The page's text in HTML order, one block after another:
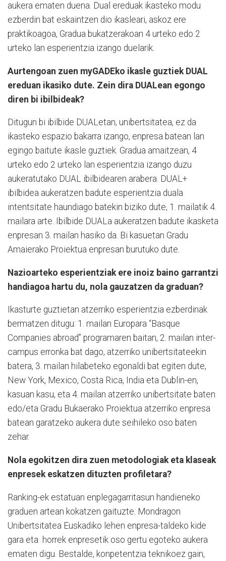
aukera ematen duena. Dual ereduak ikasteko modu
ezberdin bat eskaintzen dio ikasleari, askoz ere
praktikoagoa, Gradua bukatzerakoan 4 urteko edo 2
urteko lan esperientzia izango duelarik.
Aurtengoan zuen myGADEko ikasle guztiek DUAL
ereduan ikasiko dute. Zein dira DUALean egongo
diren bi ibilbideak?
Ditugun bi ibilbide DUALetan, unibertsitatea, ez da
ikasteko espazio bakarra izango, enpresa batean lan
egingo baitute ikasle guztiek. Gradua amaitzean, 4
urteko edo 2 urteko lan esperientzia izango duzu
aukeratutako DUAL ibilbidearen arabera. DUAL+
ibilbidea aukeratzen badute esperientzia duala
intentsitate haundiago batekin biziko dute, 1. mailatik 4.
mailara arte. Ibilbide DUALa aukeratzen badute ikasketa
enpresan 3. mailan hasiko da. Bi kasuetan Gradu
Amaierako Proiektua enpresan burutuko dute.
Nazioarteko esperientziak ere inoiz baino garrantzi
handiagoa hartu du, nola gauzatzen da graduan?
Ikasturte guztietan atzerriko esperientzia ezberdinak
bermatzen ditugu: 1. mailan Europara “Basque
Companies abroad” programaren baitan, 2. mailan inter-
campus erronka bat dago, atzerriko unibertsitateekin
batera, 3. mailan hilabeteko egonaldi bat egiten dute,
New York, Mexico, Costa Rica, India eta Dublin-en,
kasuan kasu, eta 4. mailan atzerriko unibertsitate baten
edo/eta Gradu Bukaerako Proiektua atzerriko enpresa
batean garatzeko aukera dute seihileko oso baten
zehar.
Nola egokitzen dira zuen metodologiak eta klaseak
enpresek eskatzen dituzten profiletara?
Ranking-ek estatuan enplegagarritasun handieneko
graduen artean kokatzen gaituzte. Mondragon
Unibertsitatea Euskadiko lehen enpresa-taldeko kide
gara eta horrek enpresetik oso gertu egoteko aukera
ematen digu. Bestalde, konpetentzia teknikoez gain,